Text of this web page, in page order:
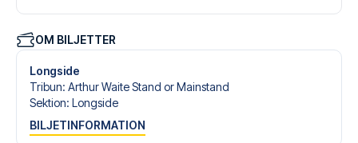
Din säkerhet och upplevelse är vår högsta prioritet. Vi
säkerställer en problemfri bokningsprocess i samband
med din fotbollspaket och står redo med personlig
service både före och under resan. Vi är tillgängliga på
+46 22 03 00 14 eller
OM BILJETTER
Longside
Tribun: Arthur Waite Stand or Mainstand
Sektion: Longside
BILJETINFORMATION